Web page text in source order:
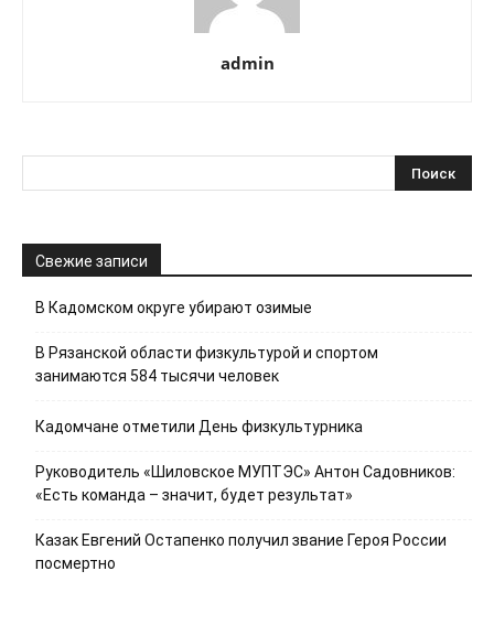
admin
Свежие записи
В Кадомском округе убирают озимые
В Рязанской области физкультурой и спортом
занимаются 584 тысячи человек
Кадомчане отметили День физкультурника
Руководитель «Шиловское МУПТЭС» Антон Садовников:
«Есть команда – значит, будет результат»
Казак Евгений Остапенко получил звание Героя России
посмертно